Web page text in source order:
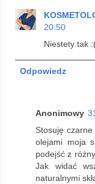
20:50
Niestety tak
Odpowiedz
Anonimowy
Stosuję
olejami moja
podejść z
Jak widać
naturalnymi